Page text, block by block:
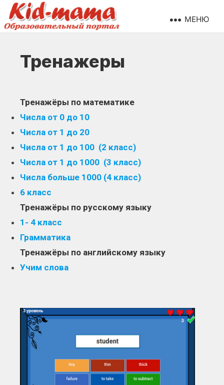
МЕНЮ
Тренажеры
Тренажёры по математике
Числа от 0 до 10
Числа от 1 до 20
Числа от 1 до 100 (2 класс)
Числа от 1 до 1000 (3 класс)
Числа больше 1000 (4 класс)
6 класс
Тренажёры по русскому языку
1- 4 класс
Грамматика
Тренажёры по английскому языку
Учим слова